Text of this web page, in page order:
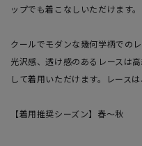
ップでも着こなしいただけます。
クールでモダンな幾何学柄での
光沢感、透け感のあるレースは
して着用いただけます。レース
【着用推奨シーズン】春～秋